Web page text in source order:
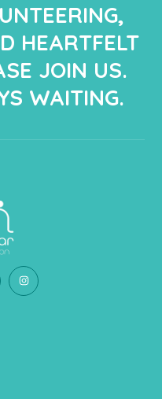
HEARTFELT
JOIN US.
WAITING.